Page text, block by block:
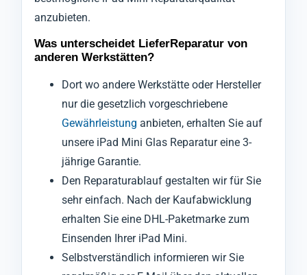
anzubieten.
Was unterscheidet LieferReparatur von
anderen Werkstätten?
Dort wo andere Werkstätte oder Hersteller
nur die gesetzlich vorgeschriebene
Gewährleistung anbieten, erhalten Sie auf
unsere iPad Mini Glas Reparatur eine 3-
jährige Garantie.
Den Reparaturablauf gestalten wir für Sie
sehr einfach. Nach der Kaufabwicklung
erhalten Sie eine DHL-Paketmarke zum
Einsenden Ihrer iPad Mini.
Selbstverständlich informieren wir Sie